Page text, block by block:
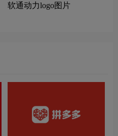
软通动力logo图片